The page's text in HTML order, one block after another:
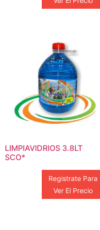
LIMPIAVIDRIOS 3.8LT
SCO*
Registrate Para
Ver El Precio